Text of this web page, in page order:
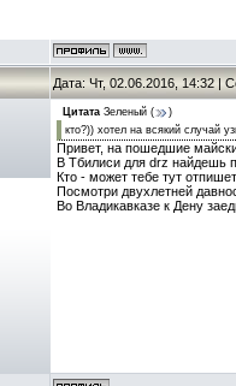
Дата: Чт, 02.06.2016, 14:32 |
Цитата Зеленый (
)
кто?)) хотел на всякий случай
Привет, на пошедшие
В Тбилиси для drz найдешь
Кто - может тебе тут
Посмотри двухлетней
Во Владикавказе к Дену